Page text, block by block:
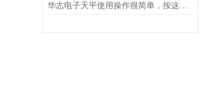
华志电子天平使用操作很简单，按这些步骤来就行